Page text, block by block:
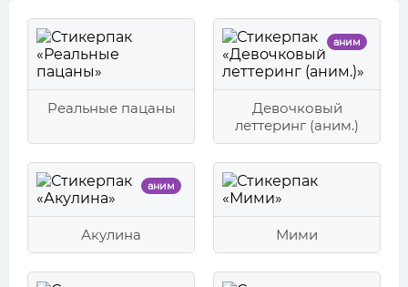
Реальные пацаны
аним
Девочковый
леттеринг (аним.)
аним
Акулина Мими